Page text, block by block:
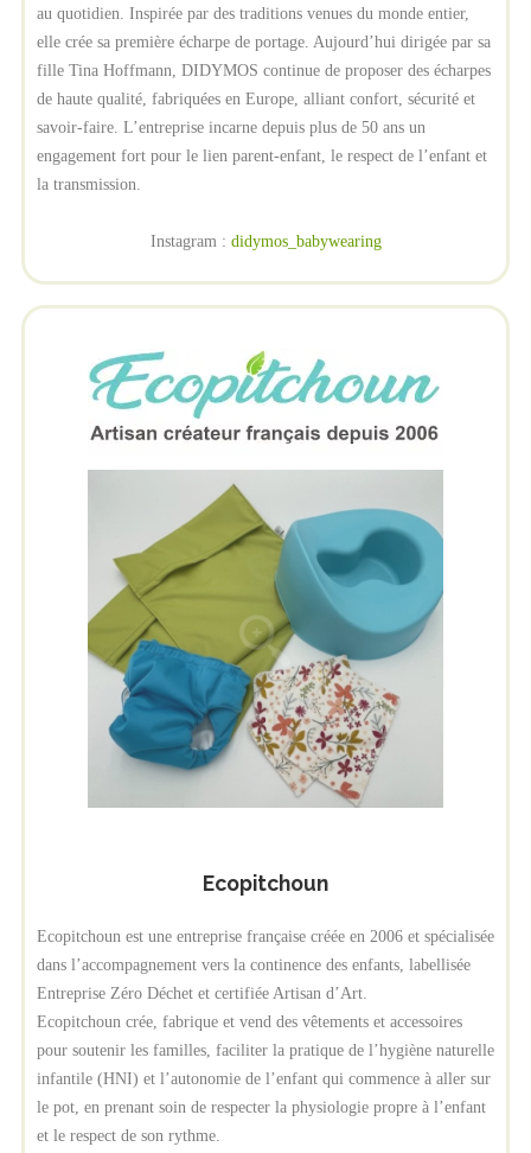
au quotidien. Inspirée par des traditions venues du monde entier,
elle crée sa première écharpe de portage. Aujourd’hui dirigée par sa
fille Tina Hoffmann, DIDYMOS continue de proposer des écharpes
de haute qualité, fabriquées en Europe, alliant confort, sécurité et
savoir-faire. L’entreprise incarne depuis plus de 50 ans un
engagement fort pour le lien parent-enfant, le respect de l’enfant et
la transmission.
Instagram : didymos_babywearing
Ecopitchoun
Ecopitchoun est une entreprise française créée en 2006 et spécialisée
dans l’accompagnement vers la continence des enfants, labellisée
Entreprise Zéro Déchet et certifiée Artisan d’Art.
Ecopitchoun crée, fabrique et vend des vêtements et accessoires
pour soutenir les familles, faciliter la pratique de l’hygiène naturelle
infantile (HNI) et l’autonomie de l’enfant qui commence à aller sur
le pot, en prenant soin de respecter la physiologie propre à l’enfant
et le respect de son rythme.